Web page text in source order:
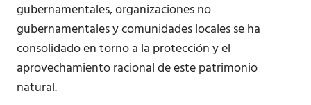
gubernamentales, organizaciones no
gubernamentales y comunidades locales se ha
consolidado en torno a la protección y el
aprovechamiento racional de este patrimonio
natural.